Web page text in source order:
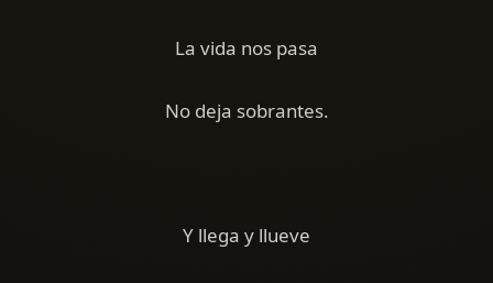
La vida nos pasa
No deja sobrantes.
Y llega y llueve